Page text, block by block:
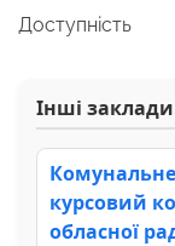
Доступність
Інші заклади
курсовий
обласної